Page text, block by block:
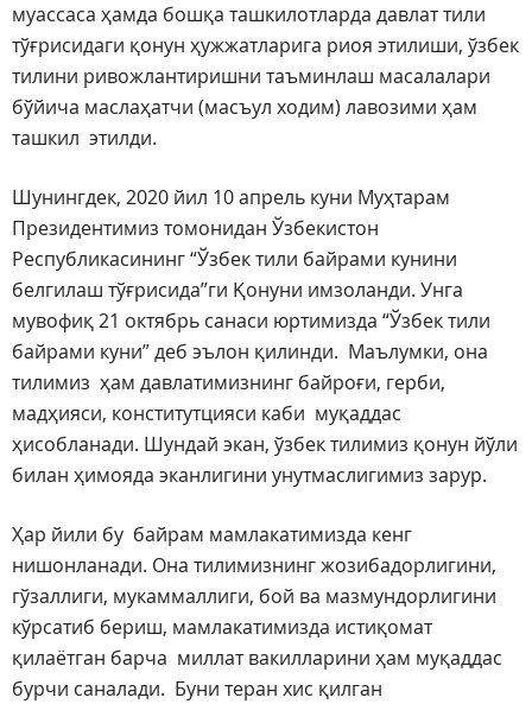
муассаса ҳамда бошқа ташкилотларда давлат тили
тўғрисидаги қонун ҳужжатларига риоя этилиши, ўзбек
тилини ривожлантиришни таъминлаш масалалари
бўйича маслаҳатчи (масъул ходим) лавозими ҳам
ташкил этилди.
Шунингдек, 2020 йил 10 апрель куни Муҳтарам
Президентимиз томонидан Ўзбекистон
Республикасининг “Ўзбек тили байрами кунини
белгилаш тўғрисида”ги Қонуни имзоланди. Унга
мувофиқ 21 октябрь санаси юртимизда “Ўзбек тили
байрами куни” деб эълон қилинди. Маълумки, она
тилимиз ҳам давлатимизнинг байроғи, герби,
мадҳияси, конститутцияси каби муқаддас
ҳисобланади. Шундай экан, ўзбек тилимиз қонун йўли
билан ҳимояда эканлигини унутмаслигимиз зарур.
Ҳар йили бу байрам мамлакатимизда кенг
нишонланади. Она тилимизнинг жозибадорлигини,
гўзаллиги, мукаммаллиги, бой ва мазмундорлигини
кўрсатиб бериш, мамлакатимизда истиқомат
қилаётган барча миллат вакилларини ҳам муқаддас
бурчи саналади. Буни теран хис қилган